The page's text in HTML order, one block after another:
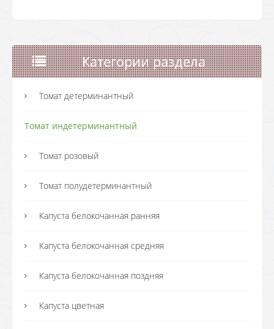
Категории раздела
Томат детерминантный
Томат индетерминантный
Томат розовый
Томат полудетерминантный
Капуста белокочанная ранняя
Капуста белокочанная средняя
Капуста белокочанная поздняя
Капуста цветная